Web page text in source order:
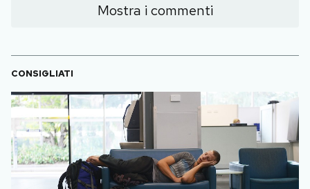
Mostra i commenti
CONSIGLIATI